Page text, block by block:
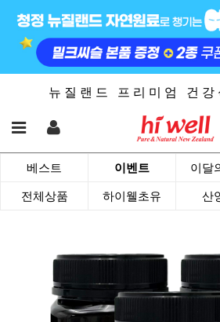
뉴 질 랜 드 프 리 미 엄 건 강
베스트 이벤트 이달
전체상품 하이웰초유 산